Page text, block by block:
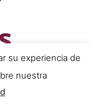
su experiencia de
nuestra